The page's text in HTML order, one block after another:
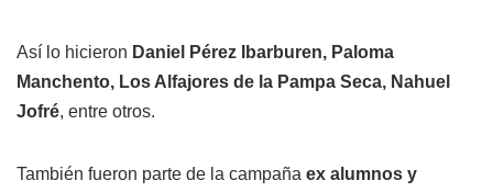
Así lo hicieron Daniel Pérez Ibarburen, Paloma
Manchento, Los Alfajores de la Pampa Seca, Nahuel
Jofré, entre otros.
También fueron parte de la campaña ex alumnos y